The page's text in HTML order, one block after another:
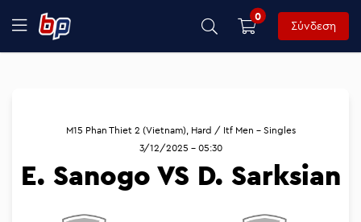
0
Σύνδεση
M15 Phan Thiet 2 (Vietnam), Hard / Itf Men - Singles
3/12/2025 - 05:30
E. Sanogo VS D. Sarksian